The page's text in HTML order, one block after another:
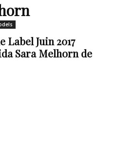
style
Label Juin 2017
Sara Melhorn de